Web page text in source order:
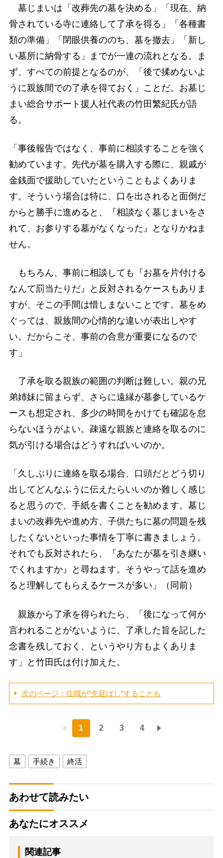
墓じまいは「改葬先の墓を決める」「現在、納
骨されている寺に連絡して了承を得る」「各種書
類の準備」「閉眼供養ののち、墓を撤去」「新し
い墓所に納骨する」までが一連の流れとなる。ま
ず、すべての前提となるのが、「後で揉めないよ
うに親族間での了承を得ておく」ことだ。お墓じ
まい総合サポート援人社代表の竹田繁紀氏が語
る。
「事後報告ではなく、事前に相談することを強く
勧めています。先代が墓を購入する際に、親戚が
金銭面で援助していたということもよくありま
す。そういう場合は特に、口を出されると面倒だ
からと勝手に進めると、『相談なく墓じまいをさ
れて、お参りする墓がなくなった』となりかねま
せん。
もちろん、事前に相談しても『お墓を片付ける
なんて罰当たりだ』と反対されるケースもありま
すが、そこの手間は惜しまないことです。墓をめ
ぐっては、親族間の心情的な違いが表出しやす
い。だからこそ、事前の合意が重要になるので
す」
了承を取る親族の範囲の判断は難しい。親の兄
弟姉妹に留まらず、さらに遠縁が墓参しているケ
ースも想定され、多少の時間をかけても確認を怠
らないほうがよい。疎遠な親族と連絡を取るのに
気が引ける場合はどうすればいいのか。
「久しぶりに連絡を取る場合、口頭だとどう切り
出してどんなふうに伝えたらいいのか難しく感じ
ると思うので、手紙を書くことを勧めます。墓じ
まいの改葬先や進め方、子供たちに墓の問題を残
したくないといった事情を丁寧に書きましょう。
それでも反対されたら、『あなたが墓を引き継い
でくれますか』と尋ねます。そうやって話を進め
ると理解してもらえるケースが多い」（同前）
親族から了承を得られたら、「後になって何か
言われることがないように、了承した旨を記した
念書を残しておく、というやり方もよくありま
す」と竹田氏は付け加えた。
次のページ：住職が“先延ばし”することも
1 2 3 4
墓 手続き 終活
あわせて読みたい
あなたにオススメ
関連記事